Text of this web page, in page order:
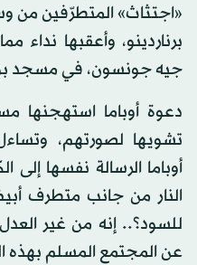
«اجتثاث» المتطرّفين من
برناردينو، وأعقبها نداء
جيه جونسون، في مسجد
دعوة أوباما استهجنها
تشويها لصورتهم،
أوباما الرسالة نفسها إلى
النار من جانب متطرف
للسود؟.. إنه من غير
عن المجتمع المسلم بهذه